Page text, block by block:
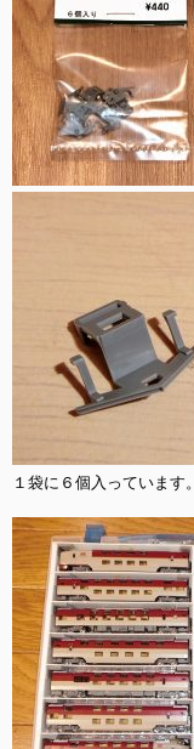
１袋に６個入っています。